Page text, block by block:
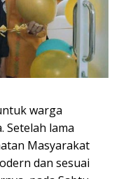
warga
Setelah lama
Masyarakat
dan sesuai